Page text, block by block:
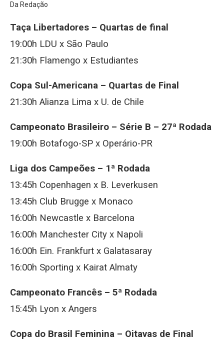
Da Redação
Taça Libertadores – Quartas de final
19:00h LDU x São Paulo
21:30h Flamengo x Estudiantes
Copa Sul-Americana – Quartas de Final
21:30h Alianza Lima x U. de Chile
Campeonato Brasileiro – Série B – 27ª Rodada
19:00h Botafogo-SP x Operário-PR
Liga dos Campeões – 1ª Rodada
13:45h Copenhagen x B. Leverkusen
13:45h Club Brugge x Monaco
16:00h Newcastle x Barcelona
16:00h Manchester City x Napoli
16:00h Ein. Frankfurt x Galatasaray
16:00h Sporting x Kairat Almaty
Campeonato Francês – 5ª Rodada
15:45h Lyon x Angers
Copa do Brasil Feminina – Oitavas de Final